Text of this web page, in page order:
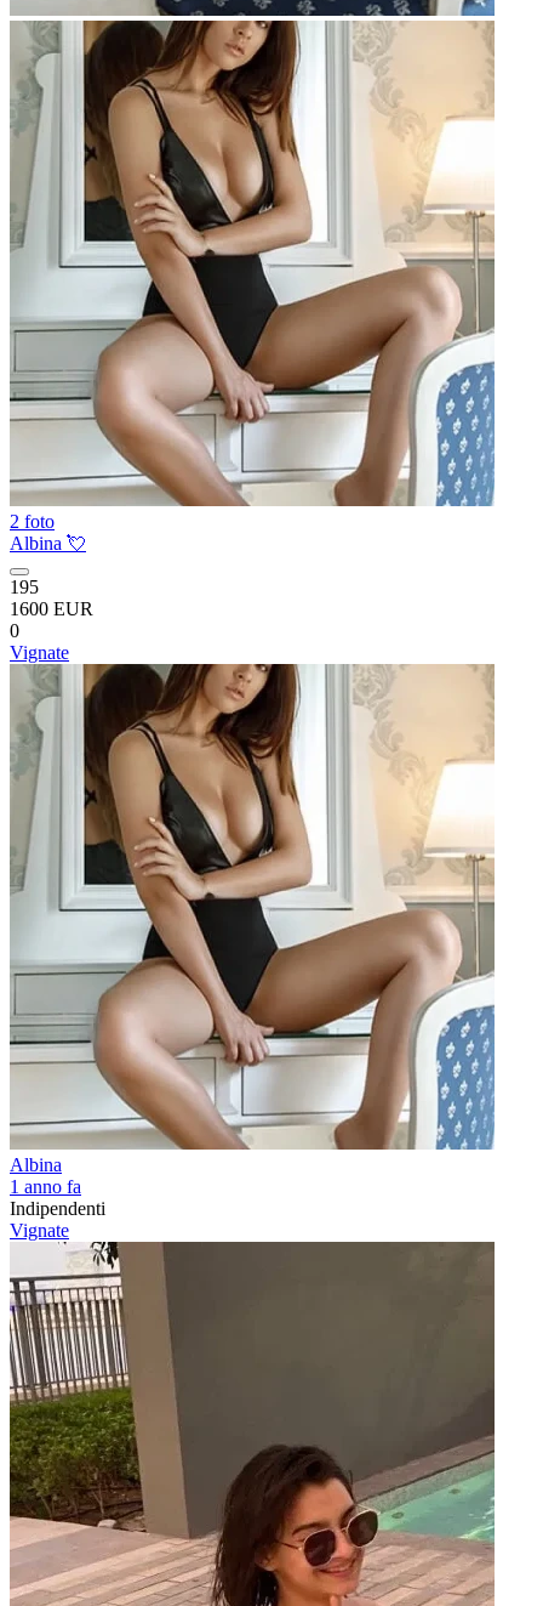
2 foto
Albina 💘
195
1600 EUR
0
Vignate
Albina
1 anno fa
Indipendenti
Vignate